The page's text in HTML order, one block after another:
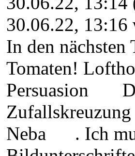
30.06.22, 13:16
In den nächsten
Tomaten!
Persuasion
Neba
. Ich